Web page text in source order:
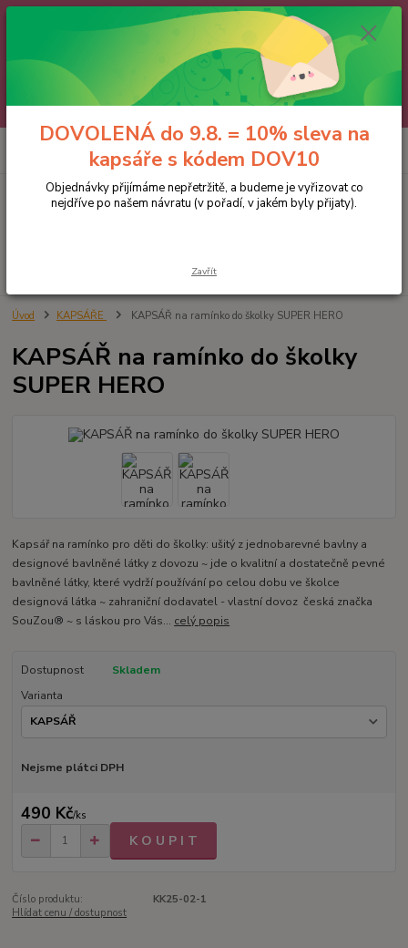
🌼 DOVOLENÁ do 9.8. 🌼
Jakmile se vrátíme, všechny objednávky, e-maily i telefonáty vyřídíme
postupně - v pořadí, v jakém nám přišly. Děkujeme za trpělivost.
A abychom vám čekání trochu zpříjemnili: doprava ZDARMA nad 700 Kč
a 10% sleva na kapsáře 😊 Slevový kód: DOV10
Menu
0
Úvod KAPSÁŘE KAPSÁŘ na ramínko do školky SUPER HERO
KAPSÁŘ na ramínko do školky
SUPER HERO
Kapsář na ramínko pro děti do školky: ušitý z jednobarevné bavlny a
designové bavlněné látky z dovozu ~ jde o kvalitní a dostatečně pevné
bavlněné látky, které vydrží používání po celou dobu ve školce
designová látka ~ zahraniční dodavatel - vlastní dovoz česká značka
SouZou® ~ s láskou pro Vás... celý popis
Dostupnost
Skladem
Varianta
Nejsme plátci DPH
490 Kč/ks
K O U P I T
Číslo produktu:
KK25-02-1
Hlídat cenu / dostupnost
DOVOLENÁ do 9.8. = 10% sleva na
kapsáře s kódem DOV10
Objednávky přijímáme nepřetržitě, a budeme je vyřizovat co
nejdříve po našem návratu (v pořadí, v jakém byly přijaty).
Zavřít